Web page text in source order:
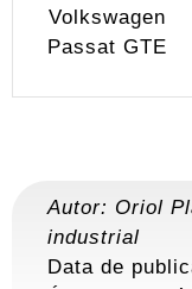
Volkswagen
Passat GTE
Autor: Oriol
industrial
Data de